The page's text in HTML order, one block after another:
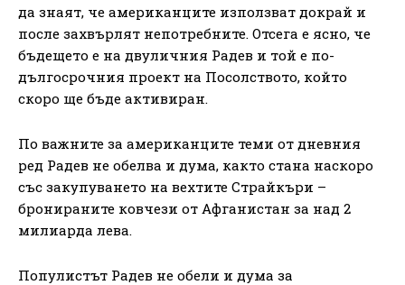
да знаят, че американците използват докрай и
после захвърлят непотребните. Отсега е ясно, че
бъдещето е на двуличния Радев и той е по-
дългосрочния проект на Посолството, който
скоро ще бъде активиран.
По важните за американците теми от дневния
ред Радев не обелва и дума, както стана наскоро
със закупуването на вехтите Страйкъри –
бронираните ковчези от Афганистан за над 2
милиарда лева.
Популистът Радев не обели и дума за